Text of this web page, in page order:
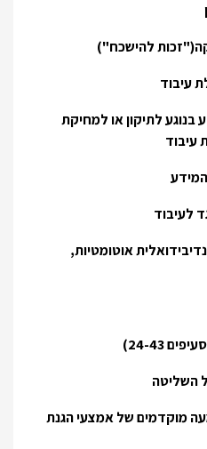
בנוגע לתיקון או למחיקת
עיבוד
אינדיבידואלית אוטומטיות,
והטמעה מוקדמים של אמצעי הגנת